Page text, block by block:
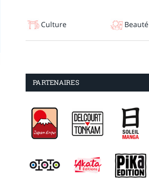
Culture Beauté
PARTENAIRES